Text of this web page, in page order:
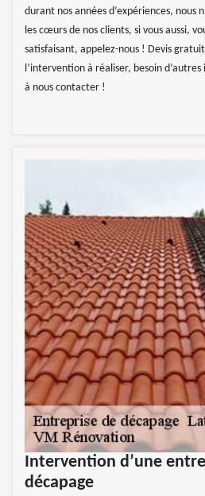
durant nos années d’expériences, nous
les cœurs de nos clients, si vous aussi,
satisfaisant, appelez-nous ! Devis
l’intervention à réaliser, besoin
à nous contacter !
Intervention d’une
décapage